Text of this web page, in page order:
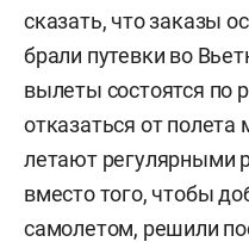
сказать, что заказы
брали путевки во
вылеты состоятся по
отказаться от
летают регулярными
вместо того, чтобы
самолетом, решили